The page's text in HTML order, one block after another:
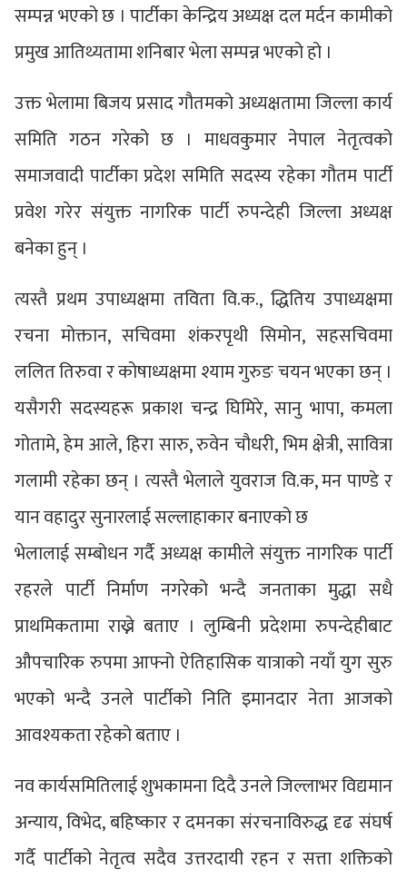
सम्पन्न भएको छ । पार्टीका केन्द्रिय अध्यक्ष दल मर्दन कामीको
प्रमुख आतिथ्यतामा शनिबार भेला सम्पन्न भएको हो ।
उक्त भेलामा बिजय प्रसाद गौतमको अध्यक्षतामा जिल्ला कार्य
समिति गठन गरेको छ । माधवकुमार नेपाल नेतृत्वको
समाजवादी पार्टीका प्रदेश समिति सदस्य रहेका गौतम पार्टी
प्रवेश गरेर संयुक्त नागरिक पार्टी रुपन्देही जिल्ला अध्यक्ष
बनेका हुन् ।
त्यस्तै प्रथम उपाध्यक्षमा तविता वि.क., द्धितिय उपाध्यक्षमा
रचना मोक्तान, सचिवमा शंकरपृथी सिमोन, सहसचिवमा
ललित तिरुवा र कोषाध्यक्षमा श्याम गुरुङ चयन भएका छन् ।
यसैगरी सदस्यहरू प्रकाश चन्द्र घिमिरे, सानु भापा, कमला
गोतामे, हेम आले, हिरा सारु, रुवेन चौधरी, भिम क्षेत्री, सावित्रा
गलामी रहेका छन् । त्यस्तै भेलाले युवराज वि.क, मन पाण्डे र
यान वहादुर सुनारलाई सल्लाहाकार बनाएको छ
भेलालाई सम्बोधन गर्दै अध्यक्ष कामीले संयुक्त नागरिक पार्टी
रहरले पार्टी निर्माण नगरेको भन्दै जनताका मुद्धा सधै
प्राथमिकतामा राख्ने बताए । लुम्बिनी प्रदेशमा रुपन्देहीबाट
औपचारिक रुपमा आफ्नो ऐतिहासिक यात्राको नयाँ युग सुरु
भएको भन्दै उनले पार्टीको निति इमानदार नेता आजको
आवश्यकता रहेको बताए ।
नव कार्यसमितिलाई शुभकामना दिदै उनले जिल्लाभर विद्यमान
अन्याय, विभेद, बहिष्कार र दमनका संरचनाविरुद्ध दृढ संघर्ष
गर्दै पार्टीको नेतृत्व सदैव उत्तरदायी रहन र सत्ता शक्तिको